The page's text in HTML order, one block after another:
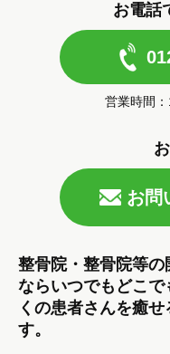
お電話
営業時間
お問
整骨院・整骨院等
ならいつでもどこ
くの患者さんを癒
す。